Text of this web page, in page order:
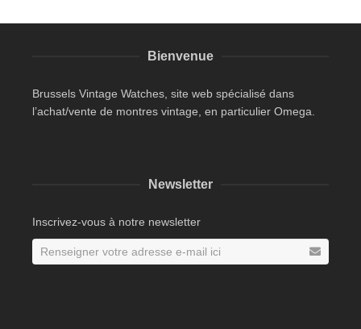
Bienvenue
Brussels Vintage Watches, site web spécialisé dans
l’achat/vente de montres vintage, en particulier Omega.
Newsletter
Inscrivez-vous à notre newsletter